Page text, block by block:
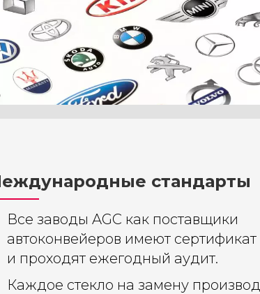
стандарты
Все заводы AGC как поставщики
автоконвейеров имеют сертификат
и проходят ежегодный аудит.
Каждое стекло на замену